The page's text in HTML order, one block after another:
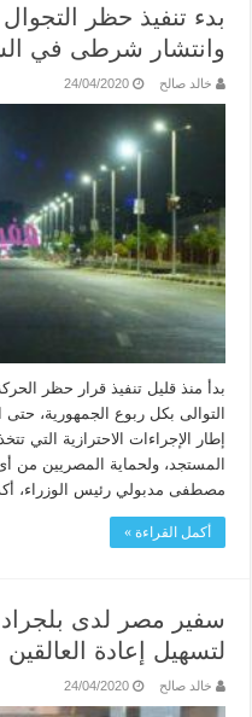
وانتشار شرطى في
خالد صالح 24/04/2020
بدأ منذ قليل تنفيذ قرار حظر
التوالى بكل ربوع الجمهورية،
إطار الإجراءات الاحترازية التي
المستجد، ولحماية المصريين من
مصطفى مدبولي رئيس الوزراء،
أكمل القراءة »
سفير مصر لدى
لتسهيل إعادة العالقين
خالد صالح 24/04/2020